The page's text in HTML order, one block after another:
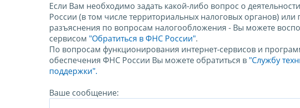
Если Вам необходимо задать какой-либо вопрос о
России (в том числе территориальных налоговых органов) или
разъяснения по вопросам налогообложения - Вы можете
сервисом "Обратиться в ФНС России".
По вопросам функционирования интернет-сервисов и
обеспечения ФНС России Вы можете обратиться в "Службу
поддержки".
Ваше сообщение: